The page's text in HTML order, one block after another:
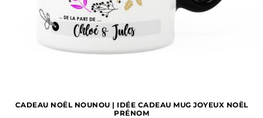
CADEAU NOËL NOUNOU | IDÉE CADEAU MUG JOYEUX NOËL
PRÉNOM